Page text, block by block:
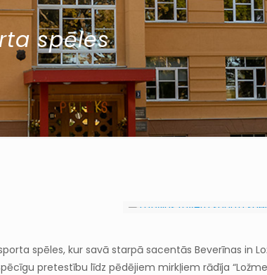
spēles
spēles, kur savā starpā sacentās Beverīnas in
pretestību līdz pēdējiem mirkļiem rādīja